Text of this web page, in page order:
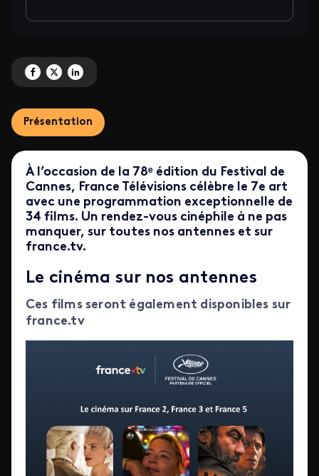
Partagez 'Des films et des documentaires' sur Facebook
Partagez 'Des films et des documentaires' sur X
Partagez 'Des films et des documentaires' sur LinkedIn
Présentation
À l’occasion de la 78ᵉ édition du Festival de
Cannes, France Télévisions célèbre le 7e art
avec une programmation exceptionnelle de
34 films. Un rendez-vous cinéphile à ne pas
manquer, sur toutes nos antennes et sur
france.tv.
Le cinéma sur nos antennes
Ces films seront également disponibles sur
france.tv